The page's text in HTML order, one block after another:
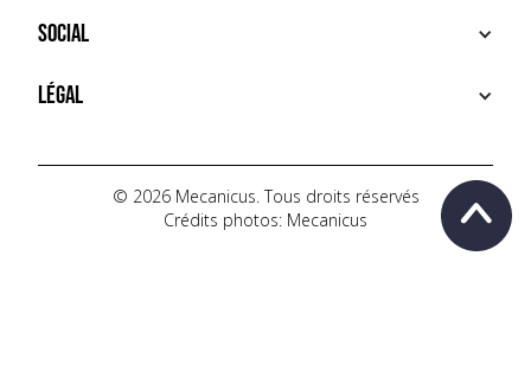
CONTACT
NEWS
VIDÉOS
AUTOPÉDIA
Social
INSTAGRAM
TIKTOK
YOUTUBE
Légal
POLITIQUE DE CONFIDENTIALITÉ
© 2026 Mecanicus. Tous droits réservés
Crédits photos: Mecanicus